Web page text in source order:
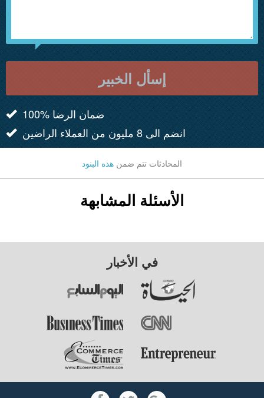
إسأل الخبير
100% ضمان الرضا
انضم الى 8 مليون من العملاء الراضين
المحادثات تتم ضمن هذه البنود
الأسئلة المشابهة
في الأخبار